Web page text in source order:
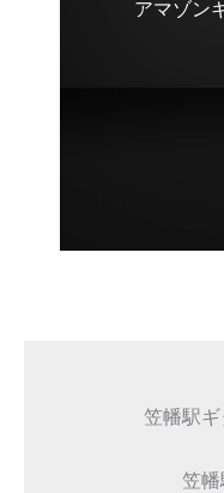
アマゾン
笠幡駅
笠